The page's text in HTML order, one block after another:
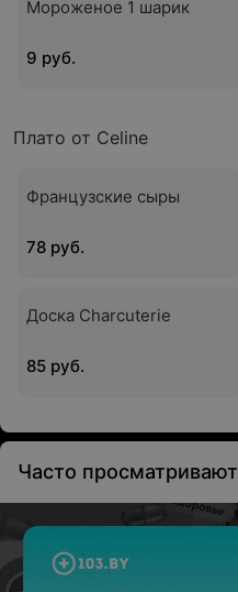
Мороженое 1 шарик
9 руб.
Плато от Celine
Французские сыры
78 руб.
Доска Charcuterie
85 руб.
Часто просматривают